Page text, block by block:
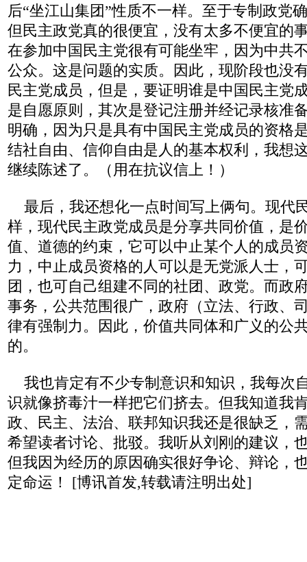
后“坐江山集团”性质不一样。至于专制政党
但民主政党真的很便宜，没有太多不便宜的
在参加中国民主党很有可能坐牢，因为中共
公众。这是问题的实质。因此，现阶段也没
民主党成员，但是，要证明谁是中国民主党
是自愿原则，其次是登记注册并经记录核准
明确，因为只是具有中国民主党成员的资格
结社自由、信仰自由是人的基本权利，我想
继续陈述了。（用在抗议信上！）
最后，我还想化一点时间写上俩句。现代
样，现代民主政党成员是分享共同价值，是
值、道德的约束，它可以中止某个人的成员
力，中止成员资格的人可以是无党派人士，
团，也可自己组建不同的社团、政党。而政
事务，公共范围很广，政府（立法、行政、
律有强制力。因此，价值共同体和广义的公
的。
我也肯定有不少专制意识和知识，我每次
识就像挤毒汁一样把它们挤去。但我知道我
政、民主、法治、联邦知识我还是很缺乏，
希望读者讨论、批驳。我听从刘刚的建议，
但我因为经历的原因确实很好争论、辩论，
定命运！ [博讯首发,转载请注明出处]